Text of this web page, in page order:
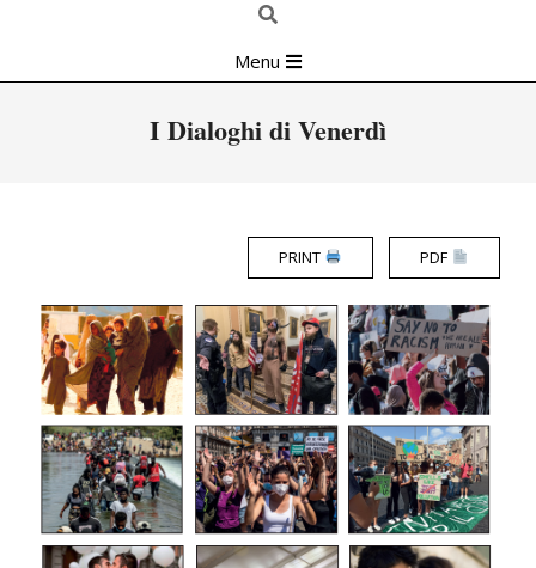
Navigation
Menu
I Dialoghi di Venerdì
PRINT PDF